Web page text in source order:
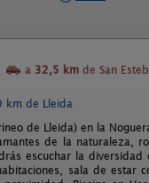
a 32,5 km de San
km de Lleida
de Lleida) en la
de la naturaleza,
escuchar la
sala de estar